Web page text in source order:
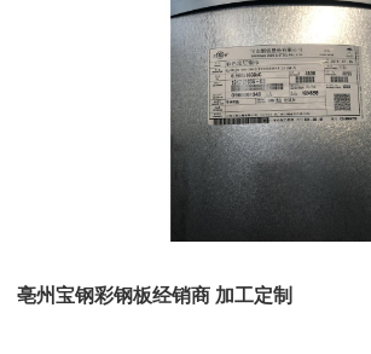
亳州宝钢彩钢板经销商 加工定制